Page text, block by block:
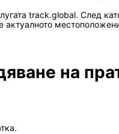
track.global. След
на